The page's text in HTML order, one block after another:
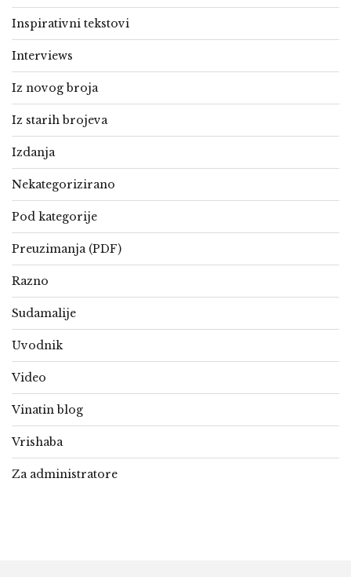
Inspirativni tekstovi
Interviews
Iz novog broja
Iz starih brojeva
Izdanja
Nekategorizirano
Pod kategorije
Preuzimanja (PDF)
Razno
Sudamalije
Uvodnik
Video
Vinatin blog
Vrishaba
Za administratore